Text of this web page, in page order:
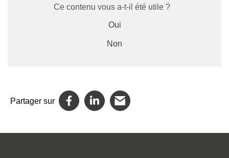
Ce contenu vous a-t-il été utile ?
Oui
Non
Partager sur